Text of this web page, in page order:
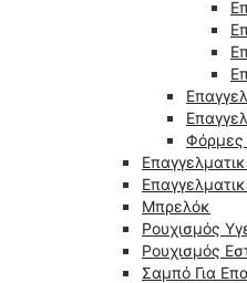
Φόρμες
Μπρελόκ
Ρουχισμός
Ρουχισμός
Σαμπό Για